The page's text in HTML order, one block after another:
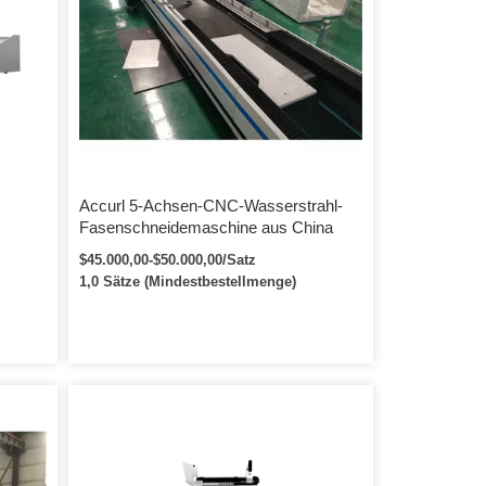
Accurl 5-Achsen-CNC-Wasserstrahl-
Fasenschneidemaschine aus China
$45.000,00-$50.000,00/Satz
1,0 Sätze (Mindestbestellmenge)